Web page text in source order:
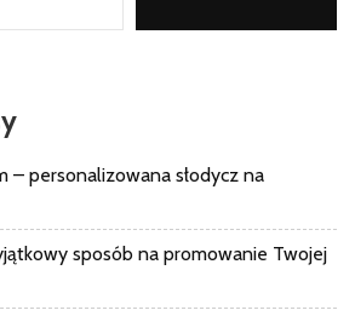
– personalizowana słodycz na
sposób na promowanie Twojej